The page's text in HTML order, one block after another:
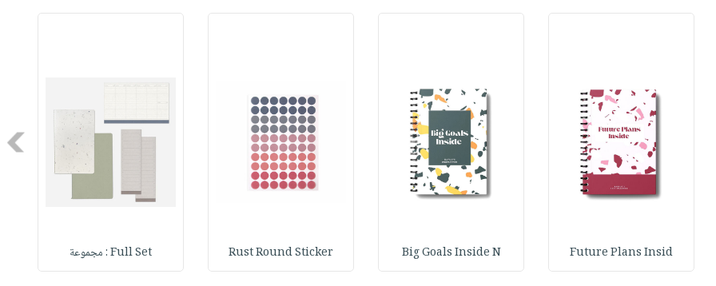
Future Plans Insid
Big Goals Inside N
Rust Round Sticker Full Set : مجموعة